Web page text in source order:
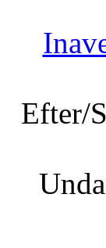
Efter/